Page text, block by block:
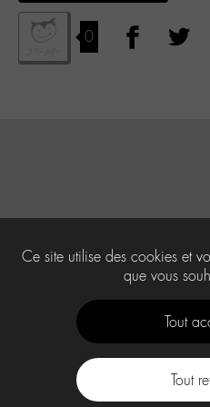
0
Ce site utilise des cookies et
que vous
Tout
Tout